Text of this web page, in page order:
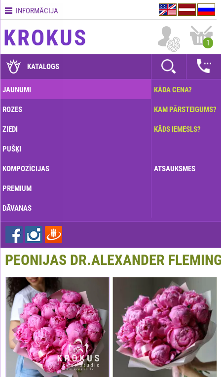
Kontakti
Piegādes
GARANTIJAS
Kā
apmaksāt?
Kā
pasūtījumu?
INFORMĀCIJA
KROKUS 1
KATALOGS
JAUNUMI
ROZES
ZIEDI
PUŠĶI
KOMPOZĪCIJAS
PREMIUM
DĀVANAS
KĀDA CENA?
KAM PĀRSTEIGUMS?
KĀDS IEMESLS?
ATSAUKSMES
PEONIJAS DR.ALEXANDER